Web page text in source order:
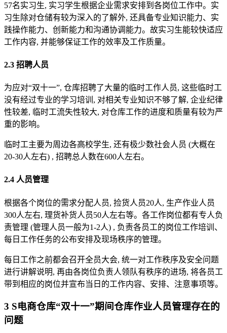
57名实习生, 实习学生根据企业需求安排到各岗位工作中。实
习生除对仓储有较为深入的了解外, 还具备专业知识能力、实
践操作能力、创新能力和沟通协调能力。故实习生能较快适应
工作内容, 并能够保证工作的效率及工作质量。
2.3 招聘人员
为应对“双十一”, 仓库招聘了大量的临时工作人员, 这些临时工
没有经过专业的学习培训, 对相关专业知识不够了解, 企业纪律
性较差, 临时工流失性较大, 对仓库工作的进度和质量有较为严
重的影响。
临时工主要为周边各高校学生, 还有极少数社会人员 (大概在
20-30人左右) , 招聘总人数在600人左右。
2.4 人员管理
根据各个岗位的需求分配人员, 捡货人员20人, 生产作业人员
300人左右, 理货补货人员50人左右等。各工作岗位都有专人负
责管理 (管理人员一般为1-2人) , 负责各员工的岗位工作培训、
每日工作任务的公布安排及现场秩序的管理。
每日工作之前都会召开全员大会, 统一对工作秩序及安全问题
进行讲解说明, 再由各岗位负责人领队有秩序的进场, 将各员工
带到相应的岗位并宣布当日的工作内容、安排、注意事项等。
3 S电商仓库“双十一”期间仓库作业人员管理存在的
问题